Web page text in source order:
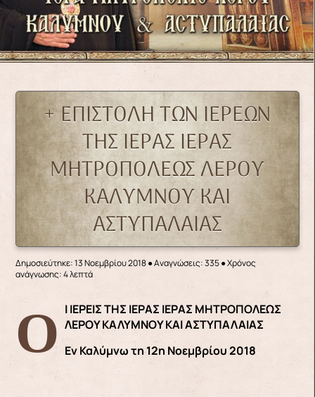
+ ΕΠΙΣΤΟΛΗ ΤΩΝ ΙΕΡΕΩΝ
ΤΗΣ ΙΕΡΑΣ ΙΕΡΑΣ
ΜΗΤΡΟΠΟΛΕΩΣ ΛΕΡΟΥ
ΚΑΛΥΜΝΟΥ ΚΑΙ
ΑΣΤΥΠΑΛΑΙΑΣ
Δημοσιεύτηκε: 13 Νοεμβρίου 2018●Αναγνώσεις: 335● Χρόνος
ανάγνωσης: 4 λεπτά
ΟΙ ΙΕΡΕΙΣ ΤΗΣ ΙΕΡΑΣ ΙΕΡΑΣ ΜΗΤΡΟΠΟΛΕΩΣ ΛΕΡΟΥ ΚΑΛΥΜΝΟΥ ΚΑΙ ΑΣΤΥΠΑΛΑΙΑΣ
Εν Καλύμνω τη 12η Νοεμβρίου 2018